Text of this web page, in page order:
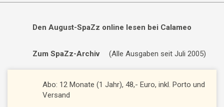
Den August-SpaZz online lesen bei Calameo
Zum SpaZz-Archiv (Alle Ausgaben seit Juli 2005)
Abo: 12 Monate (1 Jahr), 48,- Euro, inkl. Porto und
Versand